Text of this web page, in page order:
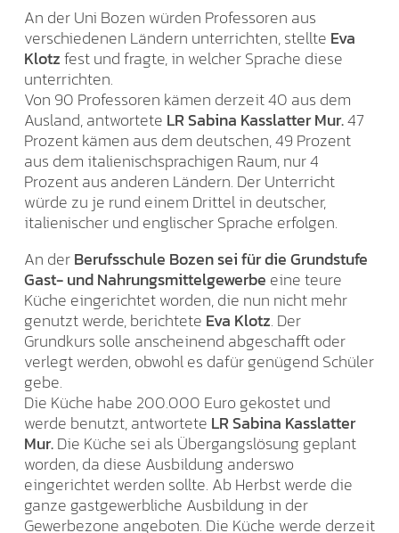
An der Uni Bozen würden Professoren aus
verschiedenen Ländern unterrichten, stellte Eva
Klotzfest und fragte, in welcher Sprache diese
unterrichten.
Von 90 Professoren kämen derzeit 40 aus dem
Ausland, antwortete LR Sabina Kasslatter Mur.47
Prozent kämen aus dem deutschen, 49 Prozent
aus dem italienischsprachigen Raum, nur 4
Prozent aus anderen Ländern. Der Unterricht
würde zu je rund einem Drittel in deutscher,
italienischer und englischer Sprache erfolgen.
An derBerufsschule Bozen sei für die Grundstufe
Gast- und Nahrungsmittelgewerbe eine teure
Küche eingerichtet worden, die nun nicht mehr
genutzt werde, berichtete Eva Klotz. Der
Grundkurs solle anscheinend abgeschafft oder
verlegt werden, obwohl es dafür genügend Schüler
gebe.
Die Küche habe 200.000 Euro gekostet und
werde benutzt, antwortete LR Sabina Kasslatter
Mur.Die Küche sei als Übergangslösung geplant
worden, da diese Ausbildung anderswo
eingerichtet werden sollte. Ab Herbst werde die
ganze gastgewerbliche Ausbildung in der
Gewerbezone angeboten. Die Küche werde derzeit